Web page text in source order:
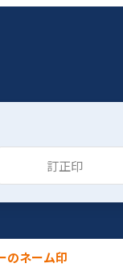
訂正印
のネーム印